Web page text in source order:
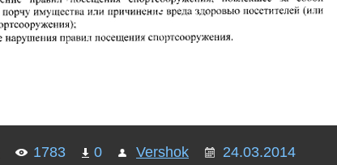
1783 0 Vershok 24.03.2014